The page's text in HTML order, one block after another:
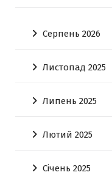
Серпень 2026
Листопад 2025
Липень 2025
Лютий 2025
Січень 2025